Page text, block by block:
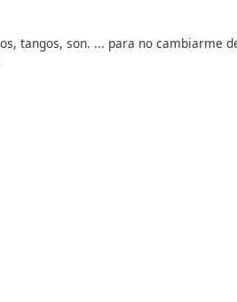
tangos, son. ... para no cambiarme